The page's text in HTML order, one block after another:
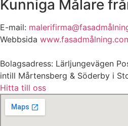
Kunniga Målare
E-mail:
Webbsida
Bolagsadress: Lärljungevägen
intill Mårtensberg & Söderby i
Hitta till oss